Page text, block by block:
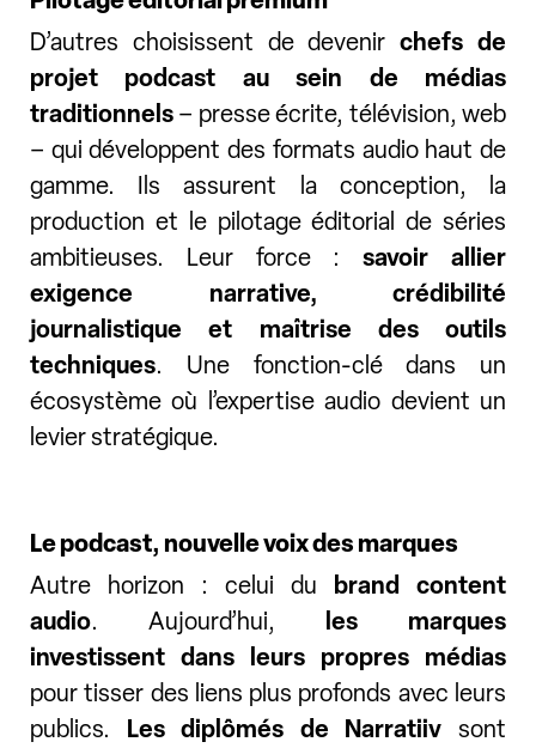
D’autres choisissent de devenirchefs de
projet podcast
au sein de médias
traditionnels – presse écrite, télévision, web
– qui développent des formats audio haut de
gamme. Ils assurent la conception, la
production et le pilotage éditorial de séries
ambitieuses. Leur force :savoir allier
exigence narrative, crédibilité
journalistique et maîtrise des outils
techniques. Une fonction-clé dans un
écosystème où l’expertise audio devient un
levier stratégique.
Le podcast, nouvelle voix des marques
Autre horizon : celui du
brand content
audio. Aujourd’hui,
les marques
investissent dans leurs propres médias
pour tisser des liens plus profonds avec leurs
publics. Les diplômés de Narratiiv sont